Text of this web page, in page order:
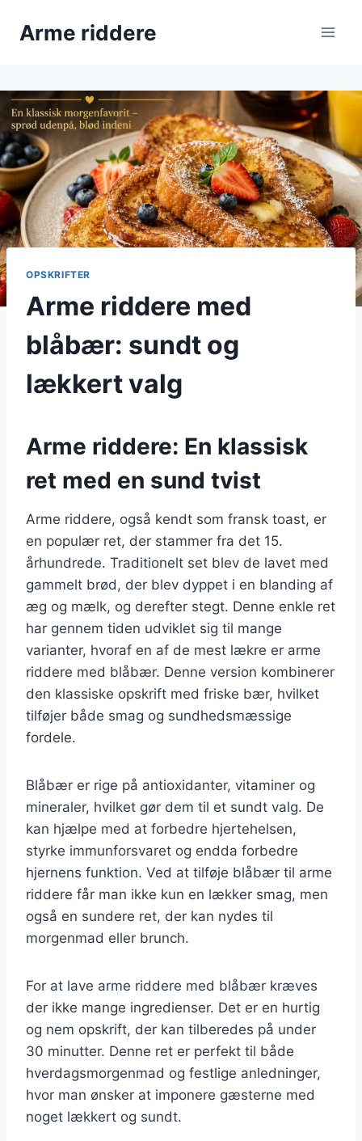
Arme riddere
OPSKRIFTER
Arme riddere med
blåbær: sundt og
lækkert valg
Arme riddere: En klassisk
ret med en sund tvist
Arme riddere, også kendt som fransk toast, er
en populær ret, der stammer fra det 15.
århundrede. Traditionelt set blev de lavet med
gammelt brød, der blev dyppet i en blanding af
æg og mælk, og derefter stegt. Denne enkle ret
har gennem tiden udviklet sig til mange
varianter, hvoraf en af de mest lækre er arme
riddere med blåbær. Denne version kombinerer
den klassiske opskrift med friske bær, hvilket
tilføjer både smag og sundhedsmæssige
fordele.
Blåbær er rige på antioxidanter, vitaminer og
mineraler, hvilket gør dem til et sundt valg. De
kan hjælpe med at forbedre hjertehelsen,
styrke immunforsvaret og endda forbedre
hjernens funktion. Ved at tilføje blåbær til arme
riddere får man ikke kun en lækker smag, men
også en sundere ret, der kan nydes til
morgenmad eller brunch.
For at lave arme riddere med blåbær kræves
der ikke mange ingredienser. Det er en hurtig
og nem opskrift, der kan tilberedes på under
30 minutter. Denne ret er perfekt til både
hverdagsmorgenmad og festlige anledninger,
hvor man ønsker at imponere gæsterne med
noget lækkert og sundt.